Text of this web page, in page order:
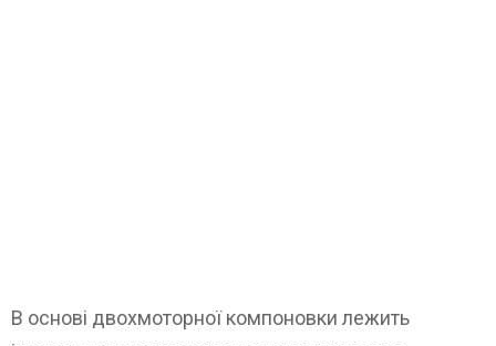
В основі двохмоторної компоновки лежить